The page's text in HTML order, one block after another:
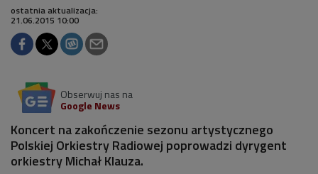
ostatnia aktualizacja:
21.06.2015 10:00
Obserwuj nas na
Google News
Koncert na zakończenie sezonu artystycznego
Polskiej Orkiestry Radiowej poprowadzi dyrygent
orkiestry Michał Klauza.